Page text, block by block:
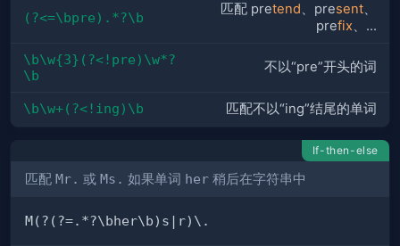
(?<=\bpre).*?\b
匹配 pretend、present、
prefix、...
\b\w{3}(?<!pre)\w*?
\b
不以“pre”开头的词
\b\w+(?<!ing)\b 匹配不以“ing”结尾的单词
If-then-else
匹配 Mr. 或 Ms. 如果单词 her 稍后在字符串中